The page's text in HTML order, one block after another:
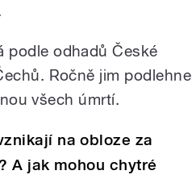
podle odhadů České
Ročně jim podlehne
všech úmrtí.
na obloze za
A jak mohou chytré